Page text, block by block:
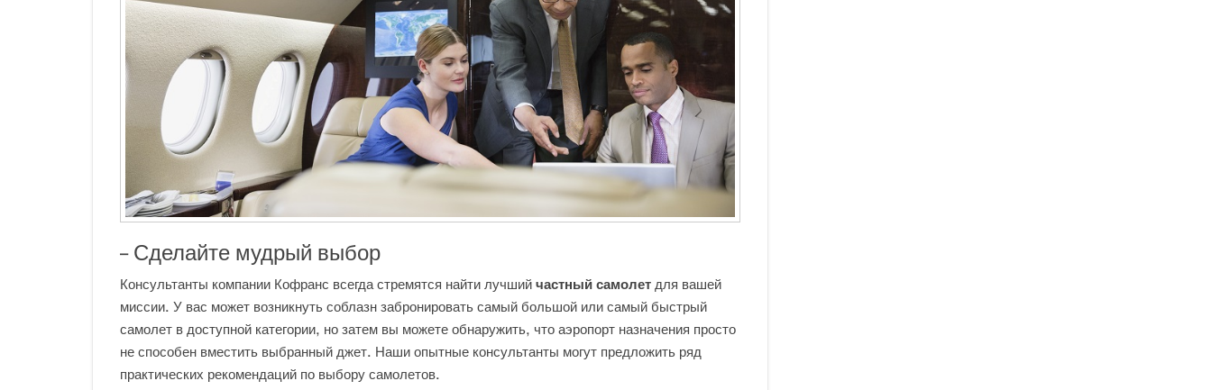
– Сделайте мудрый выбор
Консультанты компании Кофранс всегда стремятся найти лучшийчастный самолетдля вашей
миссии. У вас может возникнуть соблазн забронировать самый большой или самый быстрый
самолет в доступной категории, но затем вы можете обнаружить, что аэропорт назначения просто
не способен вместить выбранный джет. Наши опытные консультанты могут предложить ряд
практических рекомендаций по выбору самолетов.